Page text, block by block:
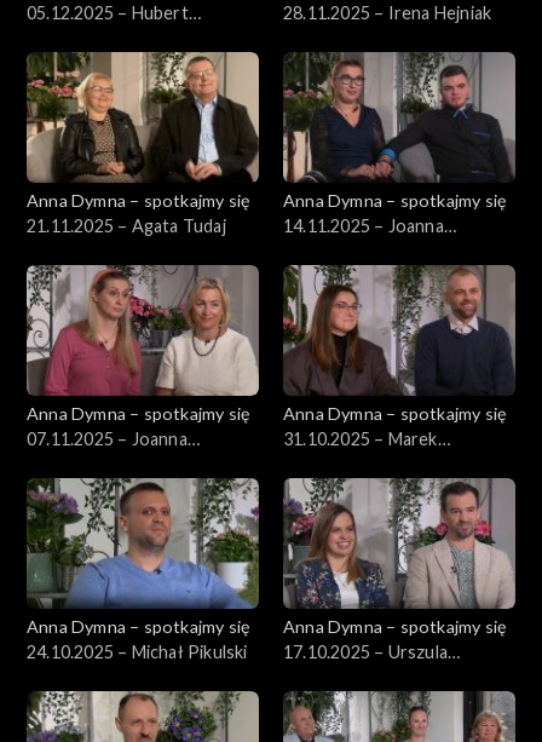
05.12.2025 – Hubert
28.11.2025 – Irena Hejniak
Anna Dymna – spotkajmy się
21.11.2025 – Agata Tudaj
Anna Dymna – spotkajmy się
14.11.2025 – Joanna
Anna Dymna – spotkajmy się
07.11.2025 – Joanna
Anna Dymna – spotkajmy się
31.10.2025 – Marek
Anna Dymna – spotkajmy się
24.10.2025 – Michał Pikulski
Anna Dymna – spotkajmy się
17.10.2025 – Urszula